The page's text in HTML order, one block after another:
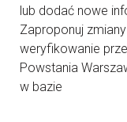
lub dodać nowe
Zaproponuj
weryfikowanie
Powstania
w bazie